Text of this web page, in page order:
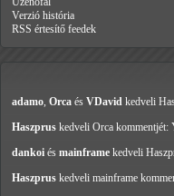
Verzió história
RSS értesítő feedek
adamo, Orca és VDavid kedveli
Haszprus kedveli Orca kommentjét:
dankoi és mainframe kedveli
Haszprus kedveli mainframe